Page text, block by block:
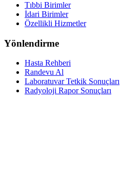
Tıbbi Birimler
İdari Birimler
Özellikli Hizmetler
Yönlendirme
Hasta Rehberi
Randevu Al
Laboratuvar Tetkik Sonuçları
Radyoloji Rapor Sonuçları